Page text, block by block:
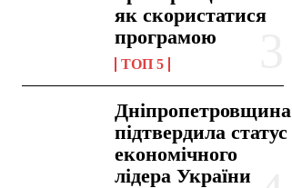
як скористатися
програмою
ТОП 5
Дніпропетровщина
підтвердила статус
економічного
лідера України